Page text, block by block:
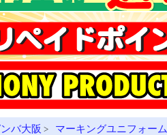
バ大阪 > マーキングユニフォーム